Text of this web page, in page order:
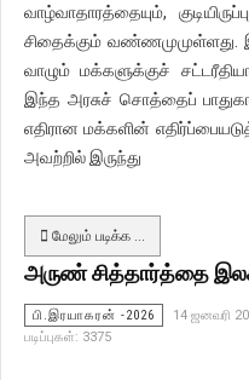
வாழ்வாதாரத்தையும்,
சிதைக்கும் வண்ணமுமுள்ளது.
வாழும் மக்களுக்குச்
இந்த அரசுச் சொத்தைப்
எதிரான மக்களின்
அவற்றில் இருந்து
மேலும் படிக்க …
அருண் சித்தார்த்தை
பி.இரயாகரன் -2026 14 ஜனவரி
படிப்புகள்: 3375